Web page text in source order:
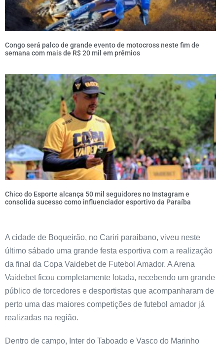
Congo será palco de grande evento de motocross neste fim de
semana com mais de R$ 20 mil em prêmios
Chico do Esporte alcança 50 mil seguidores no Instagram e
consolida sucesso como influenciador esportivo da Paraíba
A cidade de Boqueirão, no Cariri paraibano, viveu neste
último sábado uma grande festa esportiva com a realização
da final da Copa Vaidebet de Futebol Amador. A Arena
Vaidebet ficou completamente lotada, recebendo um grande
público de torcedores e desportistas que acompanharam de
perto uma das maiores competições de futebol amador já
realizadas na região.
Dentro de campo, Inter do Taboado e Vasco do Marinho